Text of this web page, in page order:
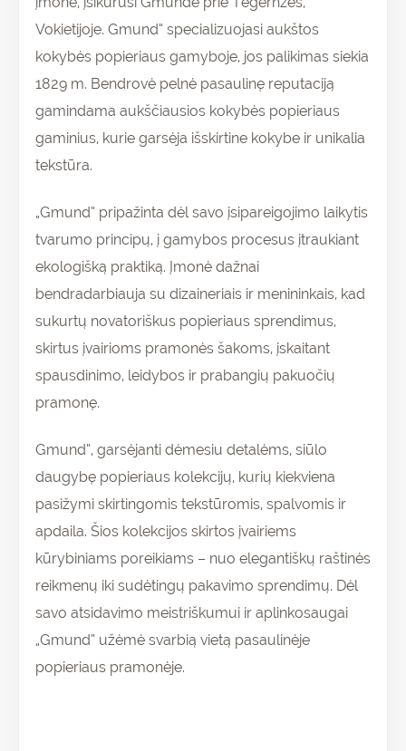
Vokietijoje. Gmund” specializuojasi aukštos
kokybės popieriaus gamyboje, jos palikimas siekia
1829 m. Bendrovė pelnė pasaulinę reputaciją
gamindama aukščiausios kokybės popieriaus
gaminius, kurie garsėja išskirtine kokybe ir unikalia
tekstūra.
„Gmund” pripažinta dėl savo įsipareigojimo laikytis
tvarumo principų, į gamybos procesus įtraukiant
ekologišką praktiką. Įmonė dažnai
bendradarbiauja su dizaineriais ir menininkais, kad
sukurtų novatoriškus popieriaus sprendimus,
skirtus įvairioms pramonės šakoms, įskaitant
spausdinimo, leidybos ir prabangių pakuočių
pramonę.
Gmund”, garsėjanti dėmesiu detalėms, siūlo
daugybę popieriaus kolekcijų, kurių kiekviena
pasižymi skirtingomis tekstūromis, spalvomis ir
apdaila. Šios kolekcijos skirtos įvairiems
kūrybiniams poreikiams – nuo elegantiškų raštinės
reikmenų iki sudėtingų pakavimo sprendimų. Dėl
savo atsidavimo meistriškumui ir aplinkosaugai
„Gmund” užėmė svarbią vietą pasaulinėje
popieriaus pramonėje.